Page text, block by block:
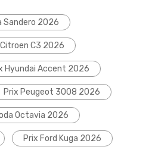
Sandero 2026
C3 2026
Hyundai Accent 2026
Prix Peugeot 3008 2026
Octavia 2026
Prix Ford Kuga 2026